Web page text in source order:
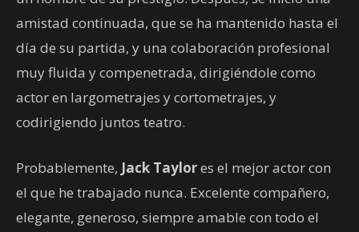
amistad continuada, que se ha mantenido hasta el
día de su partida, y una colaboración profesional
muy fluida y compenetrada, dirigiéndole como
actor en largometrajes y cortometrajes, y
codirigiendo juntos teatro.
Probablemente, Jack Taylores el mejor actor con
el que he trabajado nunca. Excelente compañero,
elegante, generoso, siempre amable con todo el